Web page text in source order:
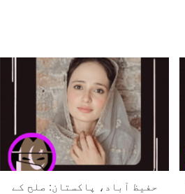
حفیظ آباد، پاکستان: صلح کے